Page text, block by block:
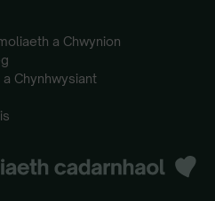
a Chwynion
Chynhwysiant